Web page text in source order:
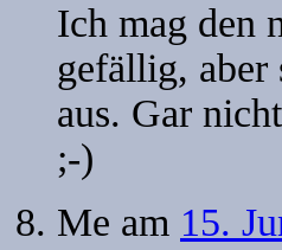
Ich mag den
gefällig, aber
aus. Gar
;-)
Me am 15.